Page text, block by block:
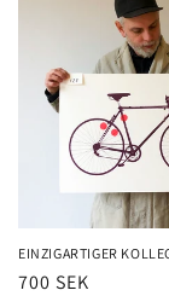
EINZIGARTIGER
Normaler
700 SEK